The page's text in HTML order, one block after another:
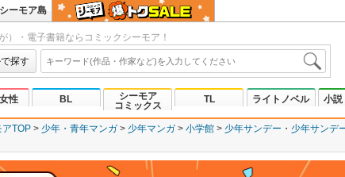
シーモア島
）・電子書籍ならコミックシーモア！
探す
性 BL
シーモア
コミックス
TL ライトノベル 小説
TOP 少年・青年マンガ 少年マンガ 小学館 少年サンデー 少年サンデ